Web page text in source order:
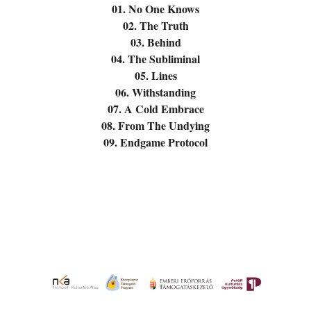
01. No One Knows
02. The Truth
03. Behind
04. The Subliminal
05. Lines
06. Withstanding
07. A Cold Embrace
08. From The Undying
09. Endgame Protocol